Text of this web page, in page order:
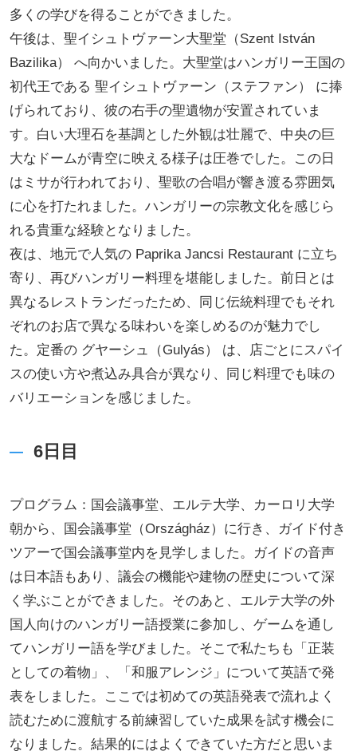
多くの学びを得ることができました。
午後は、聖イシュトヴァーン大聖堂（Szent István
Bazilika） へ向かいました。大聖堂はハンガリー王国の
初代王である 聖イシュトヴァーン（ステファン） に捧
げられており、彼の右手の聖遺物が安置されていま
す。白い大理石を基調とした外観は壮麗で、中央の巨
大なドームが青空に映える様子は圧巻でした。この日
はミサが行われており、聖歌の合唱が響き渡る雰囲気
に心を打たれました。ハンガリーの宗教文化を感じら
れる貴重な経験となりました。
夜は、地元で人気の Paprika Jancsi Restaurant に立ち
寄り、再びハンガリー料理を堪能しました。前日とは
異なるレストランだったため、同じ伝統料理でもそれ
ぞれのお店で異なる味わいを楽しめるのが魅力でし
た。定番の グヤーシュ（Gulyás） は、店ごとにスパイ
スの使い方や煮込み具合が異なり、同じ料理でも味の
バリエーションを感じました。
6日目
プログラム：国会議事堂、エルテ大学、カーロリ大学
朝から、国会議事堂（Országház）に行き、ガイド付き
ツアーで国会議事堂内を見学しました。ガイドの音声
は日本語もあり、議会の機能や建物の歴史について深
く学ぶことができました。そのあと、エルテ大学の外
国人向けのハンガリー語授業に参加し、ゲームを通し
てハンガリー語を学びました。そこで私たちも「正装
としての着物」、「和服アレンジ」について英語で発
表をしました。ここでは初めての英語発表で流れよく
読むために渡航する前練習していた成果を試す機会に
なりました。結果的にはよくできていた方だと思いま